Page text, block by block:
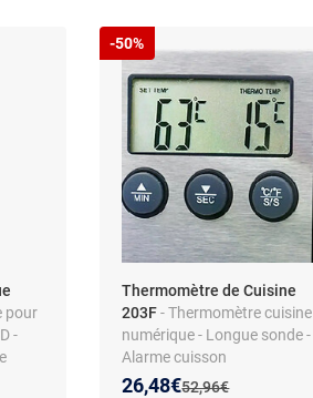
pour
-
Thermomètre de Cuisine
203F- Thermomètre cuisine
numérique - Longue sonde -
Alarme cuisson
Ancien prix :
52,96€
Nouveau prix :
26,48€
Réduction de :
-50%